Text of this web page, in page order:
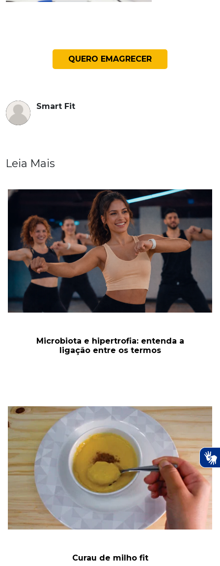
QUERO EMAGRECER
Smart Fit
Leia Mais
Microbiota e hipertrofia: entenda a
ligação entre os termos
Curau de milho fit